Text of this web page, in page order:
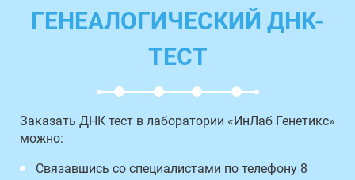
ГЕНЕАЛОГИЧЕСКИЙ ДНК-
ТЕСТ
Заказать ДНК тест в лаборатории «ИнЛаб Генетикс»
можно:
Связавшись со специалистами по телефону 8